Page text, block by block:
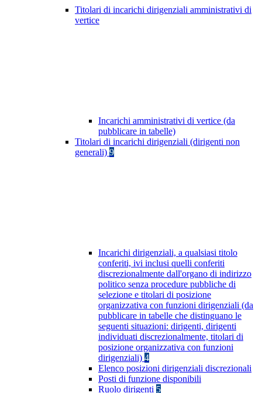
Titolari di incarichi dirigenziali amministrativi di
vertice
Incarichi amministrativi di vertice (da
pubblicare in tabelle)
Titolari di incarichi dirigenziali (dirigenti non
generali) 9
Incarichi dirigenziali, a qualsiasi titolo
conferiti, ivi inclusi quelli conferiti
discrezionalmente dall'organo di indirizzo
politico senza procedure pubbliche di
selezione e titolari di posizione
organizzativa con funzioni dirigenziali (da
pubblicare in tabelle che distinguano le
seguenti situazioni: dirigenti, dirigenti
individuati discrezionalmente, titolari di
posizione organizzativa con funzioni
dirigenziali) 4
Elenco posizioni dirigenziali discrezionali
Posti di funzione disponibili
Ruolo dirigenti 5